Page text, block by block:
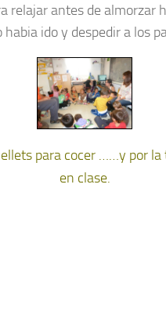
relajar antes de almorzar
habia ido y despedir a los
para cocer ……y por
en clase.